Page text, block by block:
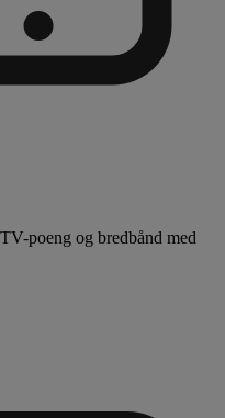
poeng og bredbånd med